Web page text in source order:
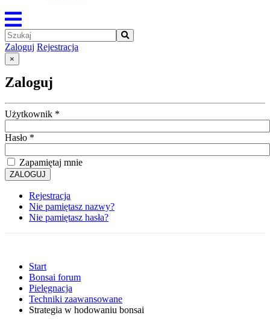
Zaloguj Rejestracja
×
Zaloguj
Użytkownik *
Hasło *
Zapamiętaj mnie
ZALOGUJ
Rejestracja
Nie pamiętasz nazwy?
Nie pamiętasz hasła?
Start
Bonsai forum
Pielęgnacja
Techniki zaawansowane
Strategia w hodowaniu bonsai